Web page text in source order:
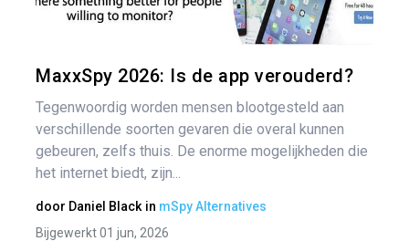
MaxxSpy 2026: Is de app verouderd?
Tegenwoordig worden mensen blootgesteld aan
verschillende soorten gevaren die overal kunnen
gebeuren, zelfs thuis. De enorme mogelijkheden die
het internet biedt, zijn...
door Daniel Black in mSpy Alternatives
Bijgewerkt 01 jun, 2026